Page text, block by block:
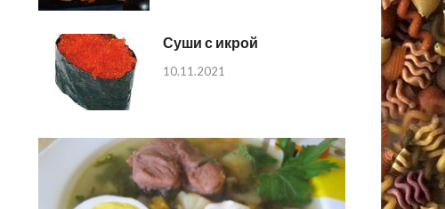
Суши с икрой
10.11.2021